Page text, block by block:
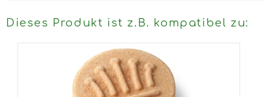
Dieses Produkt ist z.B. kompatibel zu: